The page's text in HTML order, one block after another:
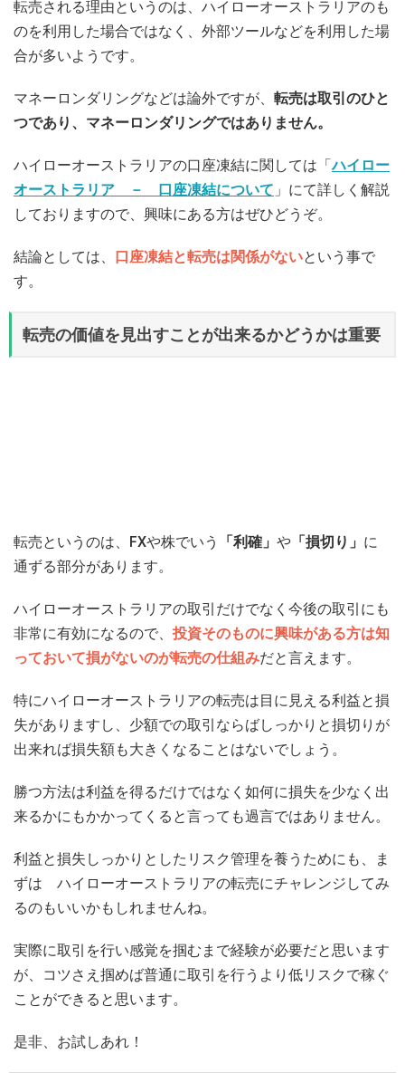
転売される理由というのは、ハイローオーストラリアのも
のを利用した場合ではなく、外部ツールなどを利用した場
合が多いようです。
マネーロンダリングなどは論外ですが、 転売は取引のひと
つであり、マネーロンダリングではありません。
ハイローオーストラリアの口座凍結に関しては「ハイロー
オーストラリア － 口座凍結について 」にて詳しく解説
しておりますので、興味にある方はぜひどうぞ。
結論としては、 口座凍結と転売は関係がないという事で
す。
転売の価値を見出すことが出来るかどうかは重要
転売というのは、FXや株でいう 「利確」 や 「損切り」 に
通ずる部分があります。
ハイローオーストラリアの取引だけでなく今後の取引にも
非常に有効になるので、 投資そのものに興味がある方は知
っておいて損がないのが転売の仕組みだと言えます。
特にハイローオーストラリアの転売は目に見える利益と損
失がありますし、少額での取引ならばしっかりと損切りが
出来れば損失額も大きくなることはないでしょう。
勝つ方法は利益を得るだけではなく如何に損失を少なく出
来るかにもかかってくると言っても過言ではありません。
利益と損失しっかりとしたリスク管理を養うためにも、ま
ずは ハイローオーストラリアの転売にチャレンジしてみ
るのもいいかもしれませんね。
実際に取引を行い感覚を掴むまで経験が必要だと思います
が、コツさえ掴めば普通に取引を行うより低リスクで稼ぐ
ことができると思います。
是非、お試しあれ！